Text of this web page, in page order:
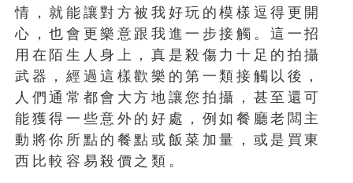
情，就能讓對方被我好玩的模樣逗得更開
心，也會更樂意跟我進一步接觸。這一招
用在陌生人身上，真是殺傷力十足的拍攝
武器，經過這樣歡樂的第一類接觸以後，
人們通常都會大方地讓您拍攝，甚至還可
能獲得一些意外的好處，例如餐廳老闆主
動將你所點的餐點或飯菜加量，或是買東
西比較容易殺價之類。